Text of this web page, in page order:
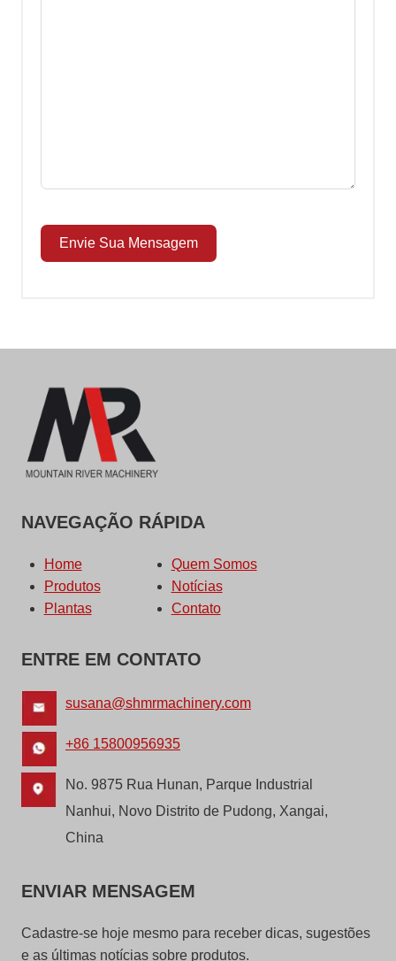
Envie Sua Mensagem
NAVEGAÇÃO RÁPIDA
Home
Quem Somos
Produtos
Notícias
Plantas
Contato
ENTRE EM CONTATO
susana@shmrmachinery.com
+86 15800956935
No. 9875 Rua Hunan, Parque Industrial
Nanhui, Novo Distrito de Pudong, Xangai,
China
ENVIAR MENSAGEM
Cadastre-se hoje mesmo para receber dicas, sugestões
e as últimas notícias sobre produtos.